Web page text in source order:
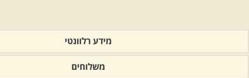
מידע רלוונטי
משלוחים